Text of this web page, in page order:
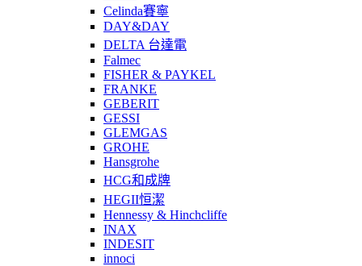
Celinda賽寧
DAY&DAY
DELTA 台達電
Falmec
FISHER & PAYKEL
FRANKE
GEBERIT
GESSI
GLEMGAS
GROHE
Hansgrohe
HCG和成牌
HEGII恒潔
Hennessy & Hinchcliffe
INAX
INDESIT
innoci